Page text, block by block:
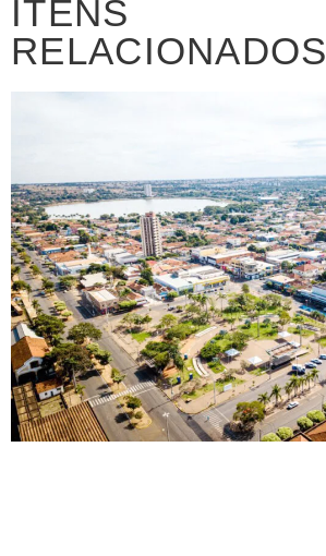
ITENS
RELACIONADOS